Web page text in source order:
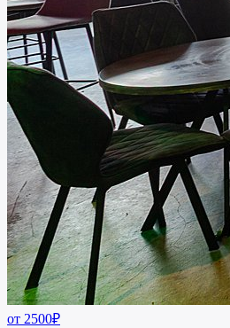
от 2500₽